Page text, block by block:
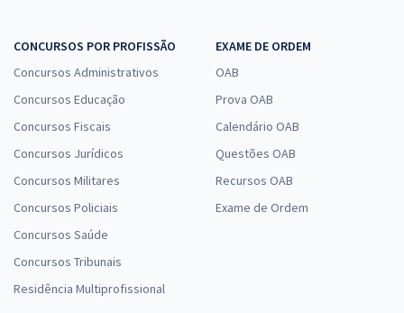
CONCURSOS POR PROFISSÃO
Concursos Administrativos
Concursos Educação
Concursos Fiscais
Concursos Jurídicos
Concursos Militares
Concursos Policiais
Concursos Saúde
Concursos Tribunais
Residência Multiprofissional
EXAME DE ORDEM
OAB
Prova OAB
Calendário OAB
Questões OAB
Recursos OAB
Exame de Ordem